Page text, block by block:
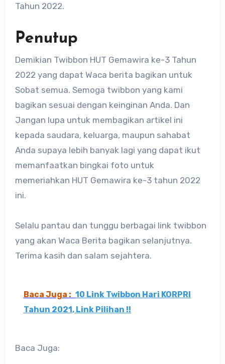
Tahun 2022.
Penutup
Demikian Twibbon HUT Gemawira ke-3 Tahun
2022 yang dapat Waca berita bagikan untuk
Sobat semua. Semoga twibbon yang kami
bagikan sesuai dengan keinginan Anda. Dan
Jangan lupa untuk membagikan artikel ini
kepada saudara, keluarga, maupun sahabat
Anda supaya lebih banyak lagi yang dapat ikut
memanfaatkan bingkai foto untuk
memeriahkan HUT Gemawira ke-3 tahun 2022
ini.
Selalu pantau dan tunggu berbagai link twibbon
yang akan Waca Berita bagikan selanjutnya.
Terima kasih dan salam sejahtera.
Baca Juga : 10 Link Twibbon Hari KORPRI
Tahun 2021, Link Pilihan !!
Baca Juga: